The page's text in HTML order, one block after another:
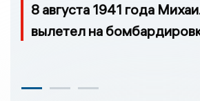
8 августа 1941 года
вылетел на